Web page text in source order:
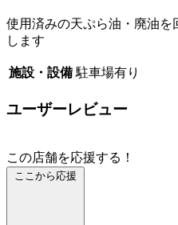
使用済みの天ぷら油・廃油
します
施設・設備 駐車場有り
ユーザーレビュー
この店舗を応援する！
ここから応援